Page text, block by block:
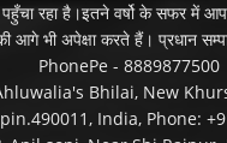
रहा है।इतने वर्षो के सफर में
आगे भी अपेक्षा करते हैं। प्रधान
PhonePe - 8889877500
Bhilai, New
India, Phone: